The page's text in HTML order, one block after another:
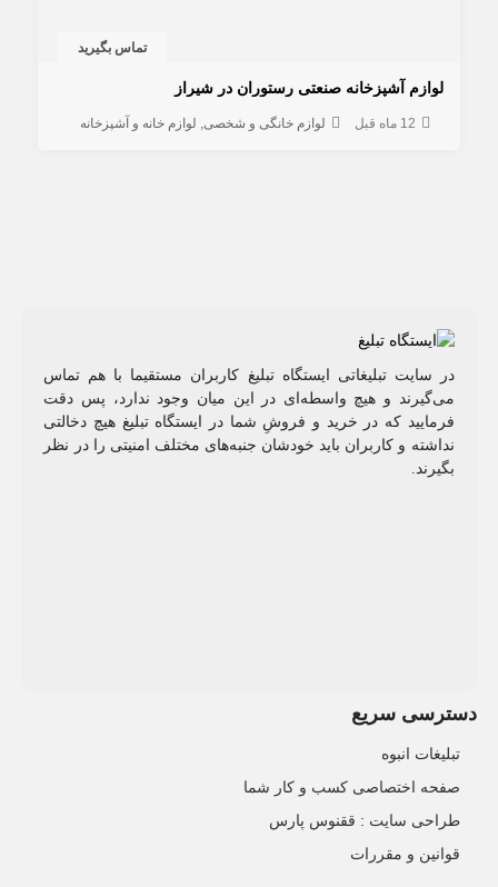
تماس بگیرید
لوازم آشپزخانه صنعتی رستوران در شیراز
12 ماه قبل لوازم خانگی و شخصی لوازم خانه و آشپزخانه
در سایت تبلیغاتی ایستگاه تبلیغ کاربران مستقیما با هم تماس
می‌گیرند و هیچ واسطه‌ای در این میان وجود ندارد، پس دقت
فرمایید که در خرید و فروشِ شما در ایستگاه تبلیغ هیچ دخالتی
نداشته و کاربران باید خودشان جنبه‌های مختلف امنیتی را در نظر
بگیرند.
دسترسی سریع
تبلیغات انبوه
صفحه اختصاصی کسب و کار شما
طراحی سایت :‌ ققنوس پارس
قوانین و مقررات